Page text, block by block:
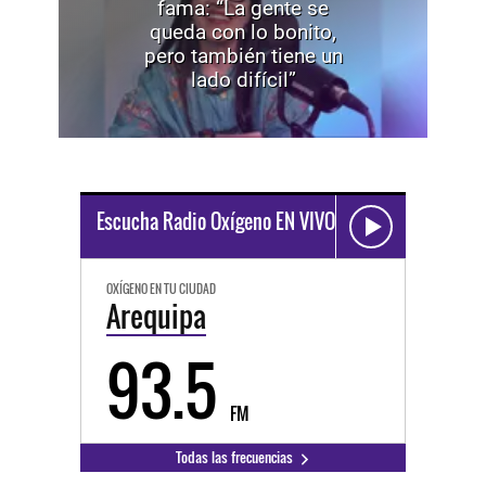
fama: “La gente se
queda con lo bonito,
pero también tiene un
lado difícil”
Escucha Radio Oxígeno EN VIVO
OXÍGENO EN TU CIUDAD
Arequipa
93.5 FM
Todas las frecuencias